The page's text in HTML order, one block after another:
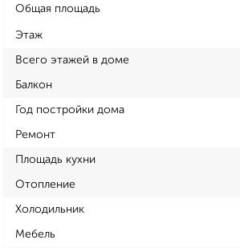
Общая площадь
Этаж
Всего этажей в доме
Балкон
Год постройки дома
Ремонт
Площадь кухни
Отопление
Холодильник
Мебель